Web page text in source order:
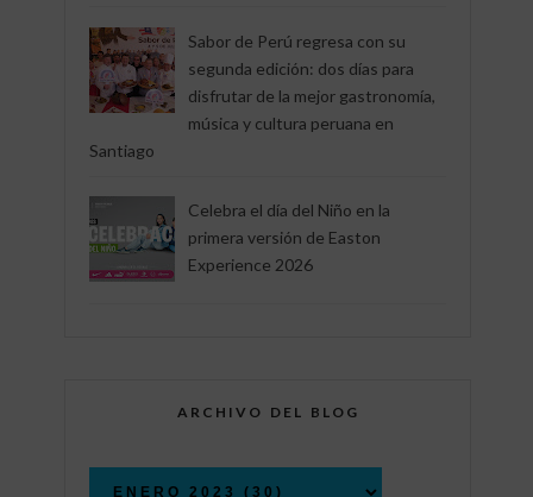
Sabor de Perú regresa con su
segunda edición: dos días para
disfrutar de la mejor gastronomía,
música y cultura peruana en
Santiago
Celebra el día del Niño en la
primera versión de Easton
Experience 2026
ARCHIVO DEL BLOG